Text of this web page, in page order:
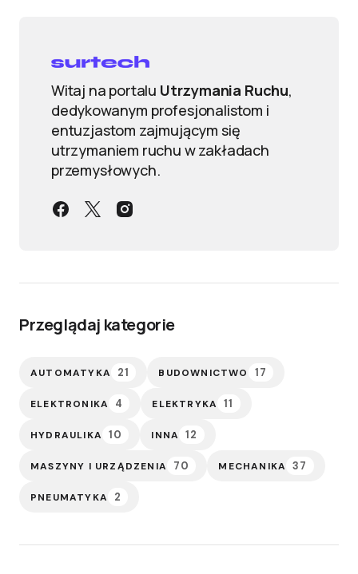
Witaj na portalu Utrzymania Ruchu,
dedykowanym profesjonalistom i
entuzjastom zajmującym się
utrzymaniem ruchu w zakładach
przemysłowych.
Przeglądaj kategorie
AUTOMATYKA 21 BUDOWNICTWO 17
ELEKTRONIKA 4 ELEKTRYKA 11
HYDRAULIKA 10 INNA 12
MASZYNY I URZĄDZENIA 70 MECHANIKA 37
PNEUMATYKA 2